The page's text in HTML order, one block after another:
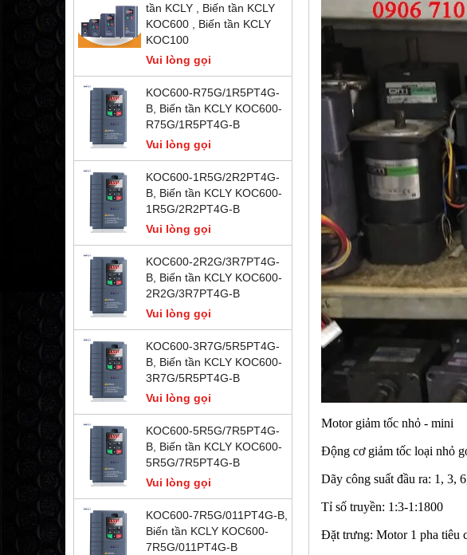
tần KCLY , Biến tần KCLY
KOC600 , Biến tần KCLY
KOC100
Vui lòng gọi
KOC600-R75G/1R5PT4G-
B, Biến tần KCLY KOC600-
R75G/1R5PT4G-B
Vui lòng gọi
KOC600-1R5G/2R2PT4G-
B, Biến tần KCLY KOC600-
1R5G/2R2PT4G-B
Vui lòng gọi
KOC600-2R2G/3R7PT4G-
B, Biến tần KCLY KOC600-
2R2G/3R7PT4G-B
Vui lòng gọi
KOC600-3R7G/5R5PT4G-
B, Biến tần KCLY KOC600-
3R7G/5R5PT4G-B
Vui lòng gọi
KOC600-5R5G/7R5PT4G-
B, Biến tần KCLY KOC600-
5R5G/7R5PT4G-B
Vui lòng gọi
KOC600-7R5G/011PT4G-B,
Biến tần KCLY KOC600-
7R5G/011PT4G-B
Motor giảm tốc nhỏ - mini
Động cơ giảm tốc loại nhỏ
Dãy công suất đầu ra: 1, 3,
Tỉ số truyền: 1:3-1:1800
Đặt trưng: Motor 1 pha tiêu